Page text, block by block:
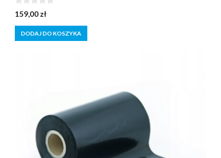
0
z
5
159,00 zł
DODAJ DO KOSZYKA